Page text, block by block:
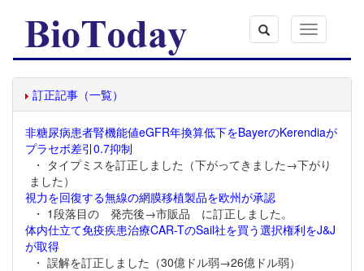
Toggle
navigation
訂正記事（一覧）
非糖尿病患者腎機能値eGFR年換算低下をBayerのKerendiaが
プラセボ差引0.7抑制
・ タイプミスを訂正しました（下がってきました→下がり
ました）
視力を回復する無線の網膜移植製品を欧州が承認
・ 1段落目の 発売後→市販品 に訂正しました。
体内仕立て免疫疾患治療CAR-TのSail社を買う選択権利をJ&J
が取得
・ 誤解を訂正しました（30億ドル弱→26億ドル弱）